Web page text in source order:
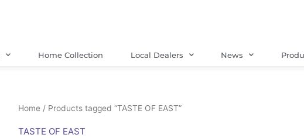
Home Collection Local Dealers News
Home / Products tagged “TASTE OF EAST”
TASTE OF EAST